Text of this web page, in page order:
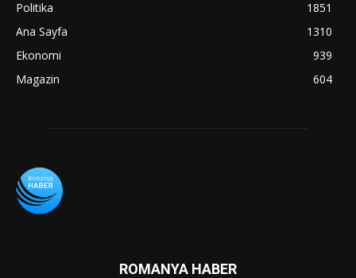
Politika
1851
Ana Sayfa
1310
Ekonomi
939
Magazin
604
ROMANYA HABER